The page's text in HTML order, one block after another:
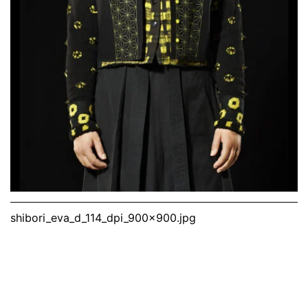
shibori_eva_d_114_dpi_900x900.jpg